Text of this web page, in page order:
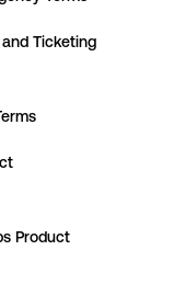
Ticketing
Product